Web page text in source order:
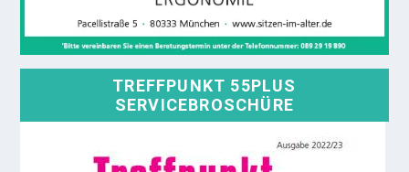
TREFFPUNKT 55PLUS
SERVICEBROSCHÜRE